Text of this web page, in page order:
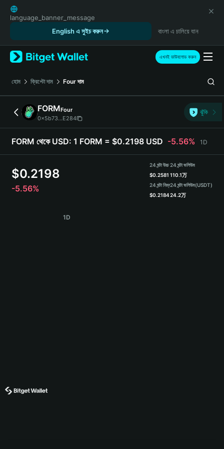
English
日本語
Русский
Español (Latinoamérica)
Türkçe
Italiano
简体中文
繁體中文
Português (Portugal)
हिन्दी
Español (Argentina)
language_banner_message
English এ সুইচ করুন
বাংলা এ চালিয়ে যান
এখনই ডাউনলোড করুন
হোম ক্রিপ্টো দাম Four দাম
FORMFour
0x5b73...E284
ঝুঁকি
FORM থেকে USD: 1 FORM = $0.2198 USD -5.56% 1D
$0.2198
-5.56%
24 ঘন্টা উচ্চ
$0.2581
24 ঘন্টা নিম্ন
$0.2184
24 ঘন্টা ভলিউম
110.1万
24 ঘন্টা ভলিউম(USDT)
24.2万
1D